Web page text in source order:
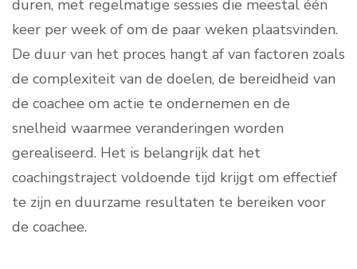
duren, met regelmatige sessies die meestal één
keer per week of om de paar weken plaatsvinden.
De duur van het proces hangt af van factoren zoals
de complexiteit van de doelen, de bereidheid van
de coachee om actie te ondernemen en de
snelheid waarmee veranderingen worden
gerealiseerd. Het is belangrijk dat het
coachingstraject voldoende tijd krijgt om effectief
te zijn en duurzame resultaten te bereiken voor
de coachee.